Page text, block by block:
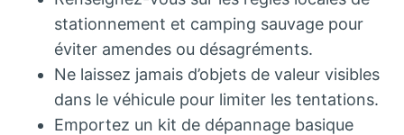
stationnement et camping sauvage pour
éviter amendes ou désagréments.
Ne laissez jamais d’objets de valeur visibles
dans le véhicule pour limiter les tentations.
Emportez un kit de dépannage basique